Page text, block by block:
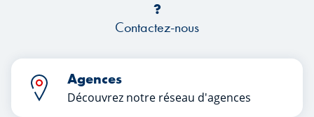
souvent pensé à préparer son avenir,
mais a toujours repoussé cette
Sophie : à la retraite, elle ne veut plus
subir le moindre stress et souhaite
profiter pleinement de la vie sans
manquer de rien.
?
Contactez-nous
Agences
Découvrez notre réseau d'agences